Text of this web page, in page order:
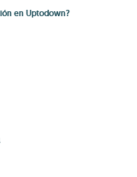
en Uptodown?